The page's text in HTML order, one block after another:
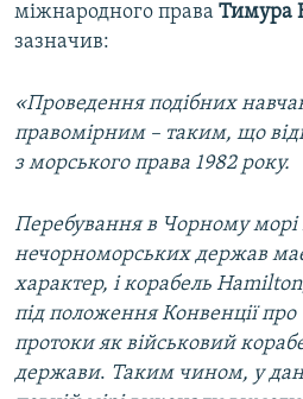
міжнародного права Тимура
зазначив:
«Проведення подібних
правомірним – таким, що
з морського права 1982 року.
Перебування в Чорному морі
нечорноморських держав
характер, і корабель
під положення Конвенції
протоки як військовий
держави. Таким чином, у